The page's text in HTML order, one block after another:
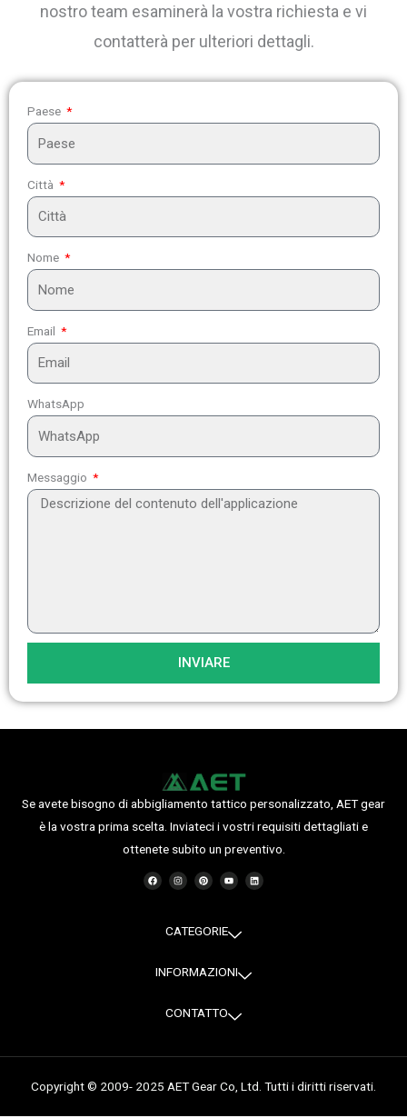
nostro team esaminerà la vostra richiesta e vi
contatterà per ulteriori dettagli.
Paese
Città
Nome
Email
WhatsApp
Messaggio
INVIARE
Se avete bisogno di abbigliamento tattico personalizzato, AET gear
è la vostra prima scelta. Inviateci i vostri requisiti dettagliati e
ottenete subito un preventivo.
F
a
c
I
n
s
r
a
P
i
n
e
s
Y
o
u
e
L
i
n
CATEGORIE
INFORMAZIONI
CONTATTO
Copyright © 2009- 2025 AET Gear Co, Ltd. Tutti i diritti riservati.